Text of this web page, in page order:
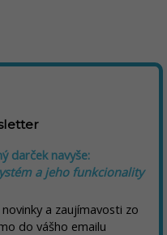
darček navyše:
a jeho funkcionality
a zaujímavosti zo
do vášho emailu